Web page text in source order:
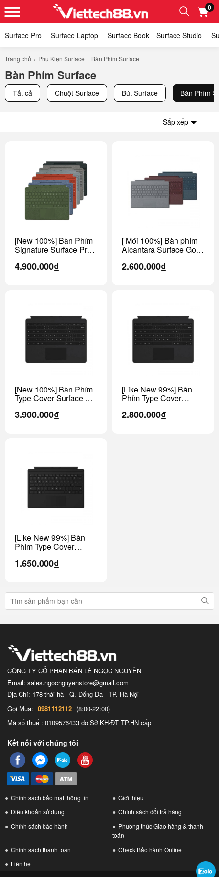
0
Surface Pro Surface Laptop Surface Book ​​Surface Studio
Trang chủ Phụ Kiện Surface Bàn Phím Surface
Bàn Phím Surface
Tất cả Chuột Surface Bút Surface Bàn Phím
Sắp xếp
[New 100%] Bàn Phím
Signature Surface Pro
11 , Pro X
4.900.000₫
[ Mới 100%] Bàn phím
Alcantara Surface Go ,
2.600.000₫
[New 100%] Bàn Phím
Type Cover Surface Pro
Pro 11 Chính Hãng
3.900.000₫
[Like New 99%] Bàn
Phím Type Cover
Pro 9, Pro 10, Pro 11
2.800.000₫
[Like New 99%] Bàn
Phím Type Cover
Chính Hãng
1.650.000₫
CÔNG TY CỔ PHẦN BÁN LẺ NGỌC NGUYỄN
Email: sales.ngocnguyenstore@gmail.com
Địa Chỉ: 178 thái hà - Q. Đống Đa - TP. Hà Nội
Gọi Mua: 0981112112 (8:00-22:00)
Mã số thuế : 0109576433 do Sở KH-ĐT TP.HN cấp
Kết nối với chúng tôi
Chính sách bảo mật thông tin
Giới thiệu
Điều khoản sử dụng
Chính sách đổi trả hàng
Chính sách bảo hành
Phương thức Giao hàng & thanh
toán
Chính sách thanh toán
Check Bảo hành Online
Liên hệ